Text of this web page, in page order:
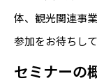
体、観光関連事
参加をお待ちして
セミナーの